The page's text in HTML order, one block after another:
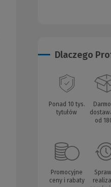
Dlaczego
Ponad 10 tys.
tytułów
od
Promocyjne
ceny i rabaty